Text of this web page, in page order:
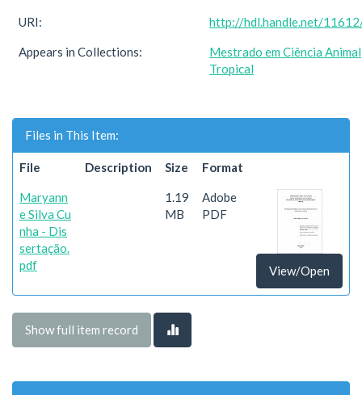
URI: http://hdl.handle.net/
Appears in Collections:
Mestrado em Ciência Animal
Tropical
Files in This Item:
File Description Size Format
Maryann
e Silva Cu
nha - Dis
sertação.
pdf
1.19
MB
Adobe
PDF
View/Open
Show full item record